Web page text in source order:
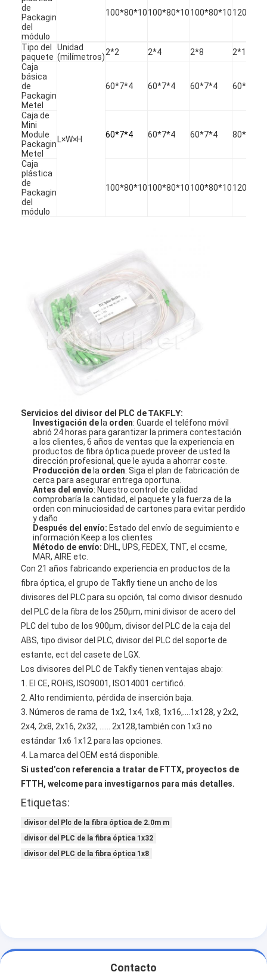
patchcord de la fibra óptica
coleta de la fibra óptica
adaptador de la fibra óptica
conector de la fibra óptica
atenuador de la fibra óptica
Caja de la terminación de la fibra óptica
El panel de remiendo de la fibra óptica
Módulo óptico del transmisor-receptor
Equipo de herramienta de la fibra óptica
Componentes del P.M. y del poder más elevado
de
Packagin
del
módulo
100*80*10100*80*10100*80*10
Tipo del
paquete
Unidad
(milímetros)2*2 2*4 2*8
2*16
Caja
básica
de
Packagin
Metel
L×W×H
60*7*4 60*7*4 60*7*4 60*7*4
Caja de
Mini
Module
Packagin
Metel
60*7*4 60*7*4 60*7*4 80*12*4
Caja
plástica
de
Packagin
del
módulo
100*80*10100*80*10100*80*10
Servicios del divisor del PLC de TAKFLY:
Investigación de la orden: Guarde el teléfono móvil
abrió 24 horas para garantizar la primera contestación
a los clientes, 6 años de ventas que la experiencia en
productos de fibra óptica puede proveer de usted la
dirección profesional, que le ayuda a ahorrar coste.
Producción de la orden: Siga el plan de fabricación de
cerca para asegurar entrega oportuna.
Antes del envío: Nuestro control de calidad
comprobaría la cantidad, el paquete y la fuerza de la
orden con minuciosidad de cartones para evitar perdido
y daño
Después del envío: Estado del envío de seguimiento e
información Keep a los clientes
Método de envío: DHL, UPS, FEDEX, TNT, el ccsme,
MAR, AIRE etc.
Con 21 años fabricando experiencia en productos de la
fibra óptica, el grupo de Takfly tiene un ancho de los
divisores del PLC para su opción, tal como divisor desnudo
del PLC de la fibra de los 250μm, mini divisor de acero del
PLC del tubo de los 900μm, divisor del PLC de la caja del
ABS, tipo divisor del PLC, divisor del PLC del soporte de
estante, ect del casete de LGX.
Los divisores del PLC de Takfly tienen ventajas abajo:
1. El CE, ROHS, ISO9001, ISO14001 certificó.
2. Alto rendimiento, pérdida de inserción baja.
3. Números de rama de 1x2, 1x4, 1x8, 1x16,….1x128, y 2x2,
2x4, 2x8, 2x16, 2x32, ...... 2x128,también con 1x3 no
estándar 1x6 1x12 para las opciones.
4. La marca del OEM está disponible.
Si usted’con referencia a tratar de FTTX, proyectos de
FTTH, welcome para investigarnos para más detalles.
Etiquetas:
divisor del Plc de la fibra óptica de 2.0m m
divisor del PLC de la fibra óptica 1x32
divisor del PLC de la fibra óptica 1x8
Contacto